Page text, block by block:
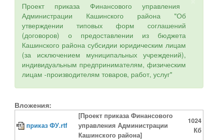
Проект приказа Финансового управления
Администрации Кашинского района "Об
утверждении типовых форм соглашений
(договоров) о предоставлении из бюджета
Кашинского района субсидии юридическим лицам
(за исключением муниципальных учреждений),
индивидуальным предпринимателям, физическим
лицам -производителям товаров, работ, услуг"
Вложения:
приказ ФУ.rtf
[Проект приказа Финансового
управления Администрации
Кашинского района]
1024
Кб